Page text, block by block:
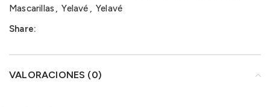
Mascarillas , Yelavé , Yelavé
Share:
VALORACIONES (0)